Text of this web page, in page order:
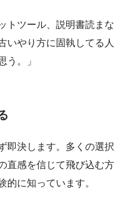
トツール、説明書読まな
いやり方に固執してる人
う。」
即決します。多くの選択
直感を信じて飛び込む方
的に知っています。